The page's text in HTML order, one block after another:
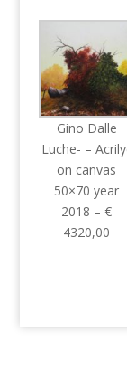
Gino Dalle
Luche- –
on canvas
50×70 year
2018 – €
4320,00